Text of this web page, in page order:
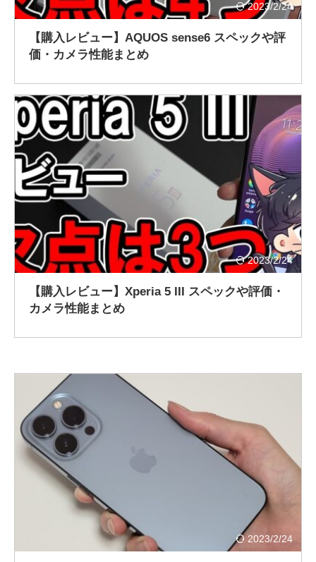
2023/2/24
【購入レビュー】AQUOS sense6 スペックや評
価・カメラ性能まとめ
2023/2/24
【購入レビュー】Xperia 5 III スペックや評価・
カメラ性能まとめ
2023/2/24